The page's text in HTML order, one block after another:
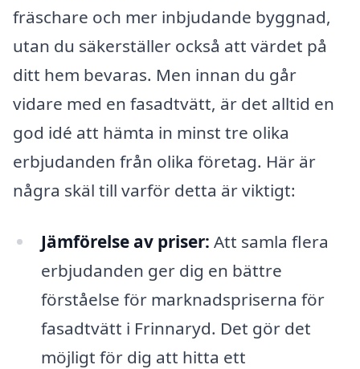
fräschare och mer inbjudande byggnad,
utan du säkerställer också att värdet på
ditt hem bevaras. Men innan du går
vidare med en fasadtvätt, är det alltid en
god idé att hämta in minst tre olika
erbjudanden från olika företag. Här är
några skäl till varför detta är viktigt:
Jämförelse av priser: Att samla flera
erbjudanden ger dig en bättre
förståelse för marknadspriserna för
fasadtvätt i Frinnaryd. Det gör det
möjligt för dig att hitta ett